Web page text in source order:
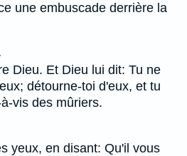
une embuscade derrière la
Dieu. Et Dieu lui dit: Tu ne
détourne-toi d'eux, et tu
vis des mûriers.
yeux, en disant: Qu'il vous